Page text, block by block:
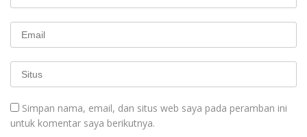
Simpan nama, email, dan situs web saya pada peramban ini
untuk komentar saya berikutnya.